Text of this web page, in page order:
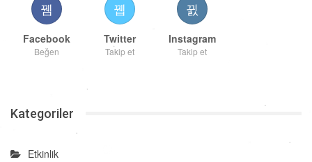
Facebook
Beğen
Twitter
Takip et
Instagram
Takip et
Kategoriler
Etkinlik